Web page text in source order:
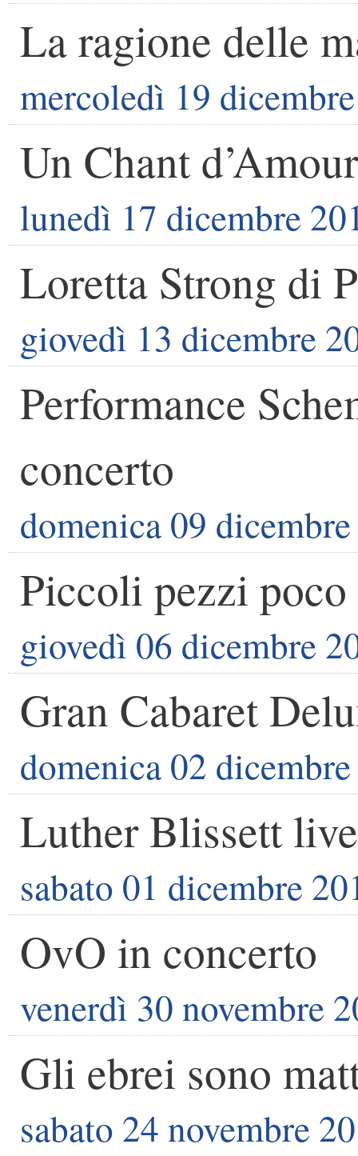
La ragione delle
mercoledì 19
Un Chant d’Amour
lunedì 17 dicembre
Loretta Strong di
giovedì 13 dicembre
Performance
concerto
domenica 09
Piccoli pezzi
giovedì 06 dicembre
Gran Cabaret
domenica 02
Luther Blissett live
sabato 01 dicembre
OvO in concerto
venerdì 30 novembre
Gli ebrei sono
sabato 24 novembre